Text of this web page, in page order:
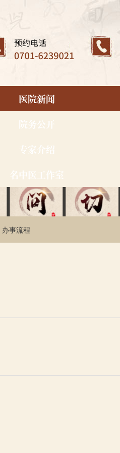
医院新闻
院务公开
专家介绍
名中医工作室
办事流程